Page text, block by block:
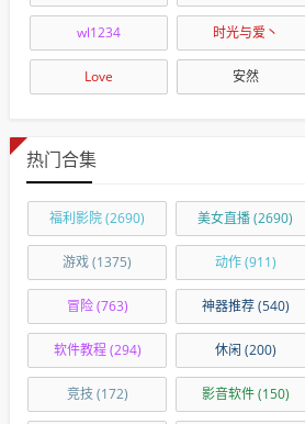
wl1234 时光与爱丶
Love 安然
热门合集
福利影院(2690) 美女直播(2690)
游戏(1375) 动作(911)
冒险(763) 神器推荐(540)
软件教程(294) 休闲 (200)
竞技 (172) 影音软件(150)